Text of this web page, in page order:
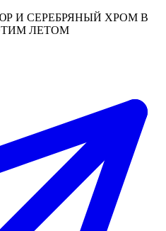
И СЕРЕБРЯНЫЙ ХРОМ В
ЛЕТОМ